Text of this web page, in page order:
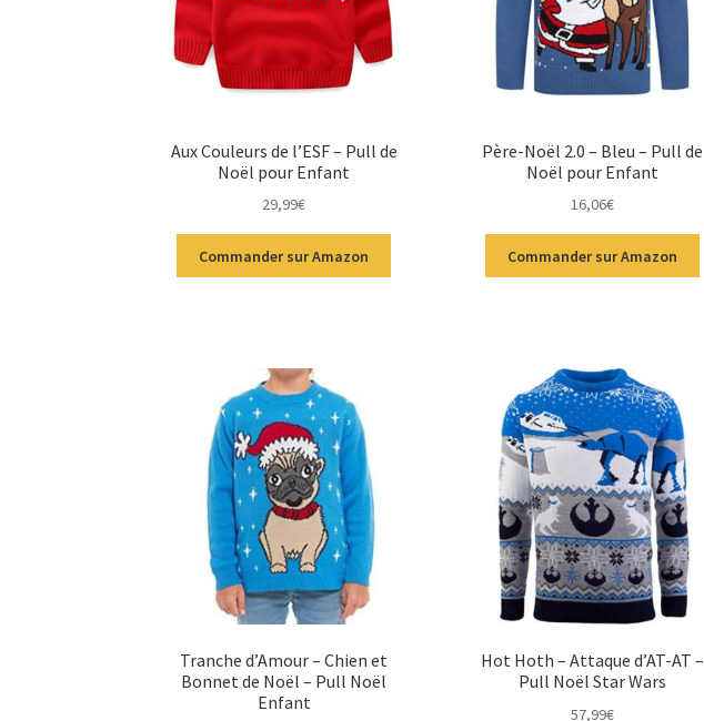
Aux Couleurs de l’ESF – Pull de
Noël pour Enfant
29,99€
Commander sur Amazon
Père-Noël 2.0 – Bleu – Pull de
Noël pour Enfant
16,06€
Commander sur Amazon
Tranche d’Amour – Chien et
Bonnet de Noël – Pull Noël
Enfant
Hot Hoth – Attaque d’AT-AT –
Pull Noël Star Wars
57,99€